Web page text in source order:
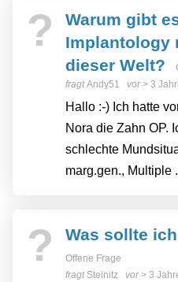
?
Warum gibt
Implantology
dieser Welt?
fragtAndy51 vor> 3
Hallo :-) Ich hatte
Nora die Zahn OP.
schlechte
marg.gen., Multiple
? Was sollte
Offene Frage
fragt Steinitz vor> 3